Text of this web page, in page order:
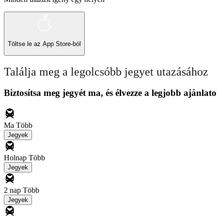
Töltse le az App Store-ból
Találja meg a legolcsóbb jegyet utazásához
Biztosítsa meg jegyét ma, és élvezze a legjobb
Ma Több
Jegyek
Holnap Több
Jegyek
2 nap Több
Jegyek